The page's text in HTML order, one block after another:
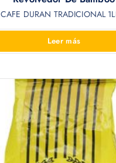
CAFE DURAN TRADICIONAL
Leer más